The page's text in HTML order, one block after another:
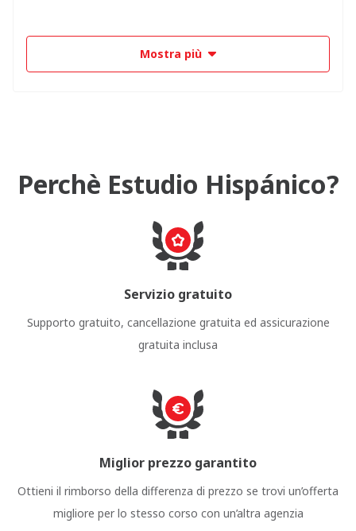
Mostra più
Perchè Estudio Hispánico?
Servizio gratuito
Supporto gratuito, cancellazione gratuita ed assicurazione
gratuita inclusa
Miglior prezzo garantito
Ottieni il rimborso della differenza di prezzo se trovi un’offerta
migliore per lo stesso corso con un’altra agenzia